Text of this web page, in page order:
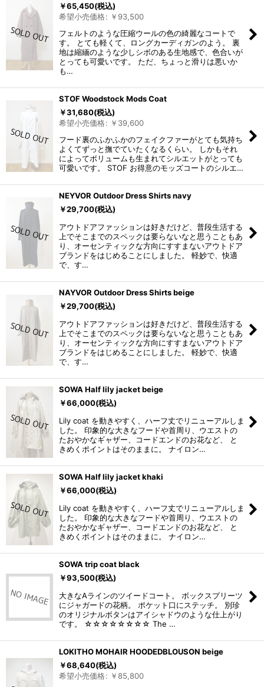
￥65,450(税込)
希望小売価格: ￥ 93,500
フェルトのような圧縮ウールの色の綺麗なコートで
す。 とても軽くて、ロングカーディガンのよう。 裏
地は縮緬のような少しシボのある生地感で、色合いが
とっても可愛いです。 ただ、ちょっと滑りは悪いか
も…
STOF Woodstock Mods Coat
￥31,680(税込)
希望小売価格: ￥ 39,600
フード裏のふかふかのフェイクファーがとても気持ち
よくてずっと撫でていたくなるくらい。 しかもそれ
によってボリュームも生まれてシルエットがとっても
可愛いです。 STOF お得意のモッズコートのシルエ…
NEYVOR Outdoor Dress Shirts navy
￥29,700(税込)
アウトドアファッションは好きだけど、普段生活する
上でそこまでのスペックは要らないなと思うこともあ
り、オーセンティックな方向にすすまないアウトドア
ブランドをはじめることにしました。 軽妙で、快適
で、す…
NAYVOR Outdoor Dress Shirts beige
￥29,700(税込)
アウトドアファッションは好きだけど、普段生活する
上でそこまでのスペックは要らないなと思うこともあ
り、オーセンティックな方向にすすまないアウトドア
ブランドをはじめることにしました。 軽妙で、快適
で、す…
SOWA Half lily jacket beige
￥66,000(税込)
Lily coat を動きやすく、ハーフ丈でリニューアルしま
した。 印象的な大きなフードや首周り、ウエストの
たおやかなギャザー、コードエンドのお花など、 と
きめくポイントはそのままに。 ナイロン…
SOWA Half lily jacket khaki
￥66,000(税込)
Lily coat を動きやすく、ハーフ丈でリニューアルしま
した。 印象的な大きなフードや首周り、ウエストの
たおやかなギャザー、コードエンドのお花など、 と
きめくポイントはそのままに。 ナイロン…
SOWA trip coat black
￥93,500(税込)
大きなAラインのツイードコート。 ボックスプリーツ
にジャガードの花柄。 ポケット口にステッチ。 別珍
のオリジナルボタンはアイシャドウのような仕上がり
です。 ☆☆☆☆☆☆☆☆ The …
LOKITHO MOHAIR HOODEDBLOUSON beige
￥68,640(税込)
希望小売価格: ￥85,800